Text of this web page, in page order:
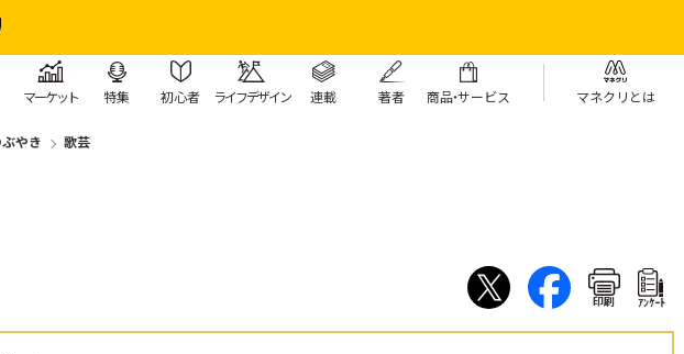
マーケット 特集 初心者 ライフデザイン 連載 著者 商品・サービス マネクリとは
やき 歌芸
印刷 ｱﾝｹｰﾄ